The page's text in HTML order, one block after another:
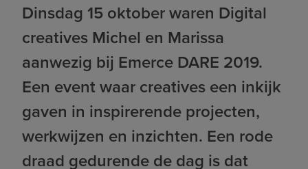
Dinsdag 15 oktober waren Digital
creatives Michel en Marissa
aanwezig bij Emerce DARE 2019.
Een event waar creatives een inkijk
gaven in inspirerende projecten,
werkwijzen en inzichten. Een rode
draad gedurende de dag is dat